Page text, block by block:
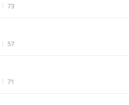
조회수
73
조회수
57
조회수
71